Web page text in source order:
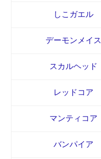
しこガエル
デーモンメイス
スカルヘッド
レッドコア
マンティコア
バンパイア